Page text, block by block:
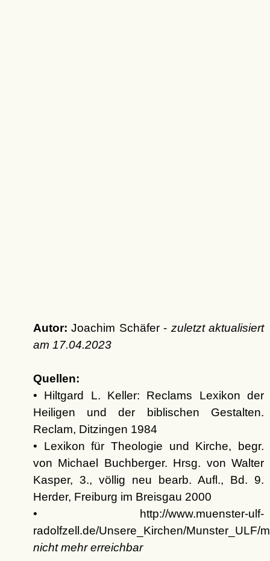
Autor: Joachim Schäfer - zuletzt aktualisiert
am 17.04.2023
Quellen:
• Hiltgard L. Keller: Reclams Lexikon der
Heiligen und der biblischen Gestalten.
Reclam, Ditzingen 1984
• Lexikon für Theologie und Kirche, begr.
von Michael Buchberger. Hrsg. von Walter
Kasper, 3., völlig neu bearb. Aufl., Bd. 9.
Herder, Freiburg im Breisgau 2000
• http://www.muenster-ulf-
radolfzell.de/Unsere_Kirchen/Munster_ULF/
nicht mehr erreichbar